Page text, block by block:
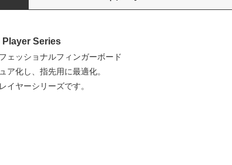
Series
ェッショナルフィンガーボード
ア化し、指先用に最適化。
イヤーシリーズです。